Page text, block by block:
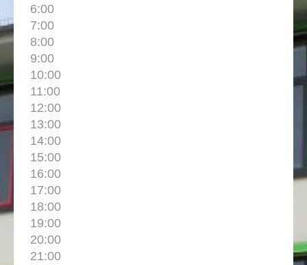
6:00
7:00
8:00
9:00
10:00
11:00
12:00
13:00
14:00
15:00
16:00
17:00
18:00
19:00
20:00
21:00